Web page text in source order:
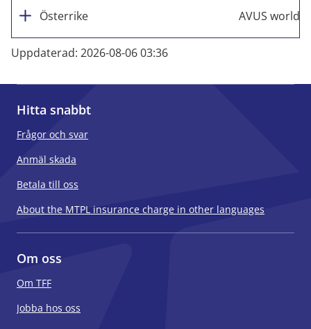
Österrike AVUS
Uppdaterad: 2026-08-06 03:36
Hitta snabbt
Frågor och svar
Anmäl skada
Betala till oss
About the MTPL insurance charge in other languages
Om oss
Om TFF
Jobba hos oss